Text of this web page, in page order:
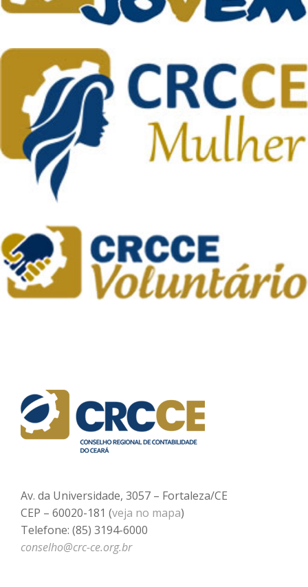
Av. da Universidade, 3057 – Fortaleza/CE
CEP – 60020-181 (veja no mapa)
Telefone: (85) 3194-6000
conselho@crc-ce.org.br